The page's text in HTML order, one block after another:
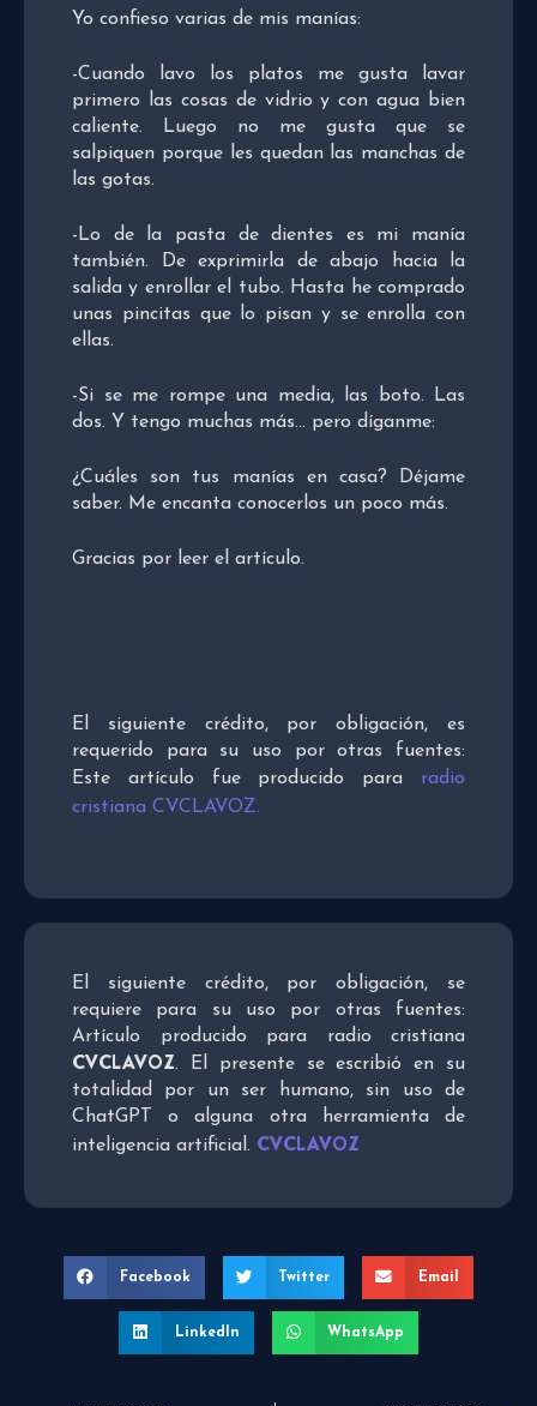
Yo confieso varias de mis manías:
-Cuando lavo los platos me gusta lavar
primero las cosas de vidrio y con agua bien
caliente. Luego no me gusta que se
salpiquen porque les quedan las manchas de
las gotas.
-Lo de la pasta de dientes es mi manía
también. De exprimirla de abajo hacia la
salida y enrollar el tubo. Hasta he comprado
unas pincitas que lo pisan y se enrolla con
ellas.
-Si se me rompe una media, las boto. Las
dos. Y tengo muchas más… pero díganme:
¿Cuáles son tus manías en casa? Déjame
saber. Me encanta conocerlos un poco más.
Gracias por leer el artículo.
El siguiente crédito, por obligación, es
requerido para su uso por otras fuentes:
Este artículo fue producido para radio
cristiana CVCLAVOZ.
El siguiente crédito, por obligación, se
requiere para su uso por otras fuentes:
Artículo producido para radio cristiana
CVCLAVOZ. El presente se escribió en su
totalidad por un ser humano, sin uso de
ChatGPT o alguna otra herramienta de
inteligencia artificial. CVCLAVOZ
Facebook Twitter Email
LinkedIn WhatsApp